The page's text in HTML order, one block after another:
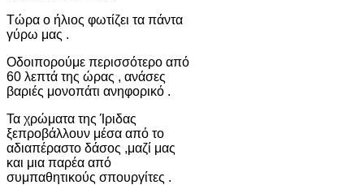
Τώρα ο ήλιος φωτίζει τα πάντα
γύρω μας .
Οδοιπορούμε περισσότερο από
60 λεπτά της ώρας , ανάσες
βαριές μονοπάτι ανηφορικό .
Τα χρώματα της Ίριδας
ξεπροβάλλουν μέσα από το
αδιαπέραστο δάσος ,μαζί μας
και μια παρέα από
συμπαθητικούς σπουργίτες .